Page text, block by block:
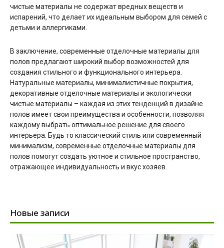
чистые материалы не содержат вредных веществ и
испарений, что делает их идеальным выбором для семей с
детьми и аллергиками.
В заключение, современные отделочные материалы для
полов предлагают широкий выбор возможностей для
создания стильного и функционального интерьера.
Натуральные материалы, минималистичные покрытия,
декоративные отделочные материалы и экологически
чистые материалы – каждая из этих тенденций в дизайне
полов имеет свои преимущества и особенности, позволяя
каждому выбрать оптимальное решение для своего
интерьера. Будь то классический стиль или современный
минимализм, современные отделочные материалы для
полов помогут создать уютное и стильное пространство,
отражающее индивидуальность и вкус хозяев.
Новые записи